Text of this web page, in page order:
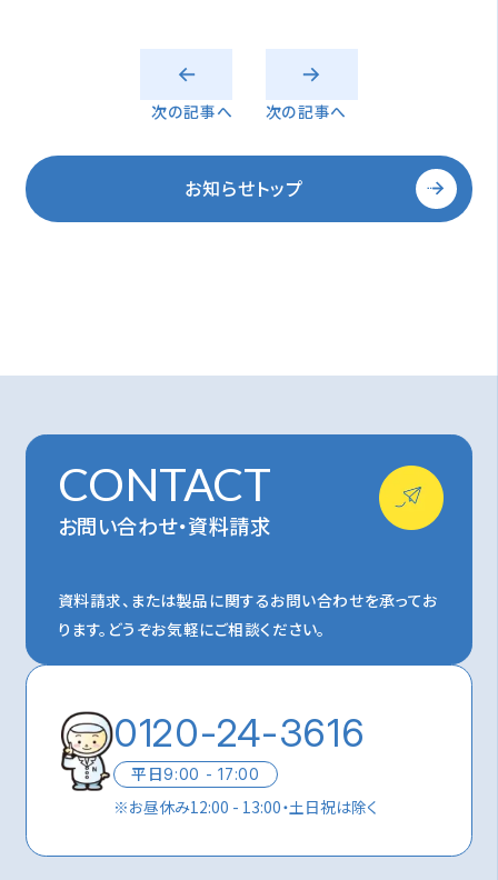
次の記事へ 次の記事へ
お知らせトップ
CONTACT
お問い合わせ・資料請求
資料請求、または製品に関するお問い合わせを承ってお
ります。 どうぞお気軽にご相談ください。
0120-24-3616
平日9:00 - 17:00
※お昼休み12:00 - 13:00・土日祝は除く